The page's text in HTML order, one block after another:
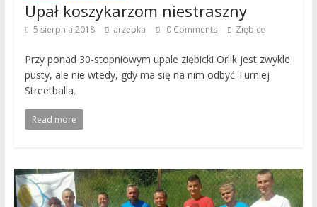
Upał koszykarzom niestraszny
5 sierpnia 2018 arzepka 0 Comments Ziębice
Przy ponad 30-stopniowym upale ziębicki Orlik jest zwykle
pusty, ale nie wtedy, gdy ma się na nim odbyć Turniej
Streetballa.
Read more